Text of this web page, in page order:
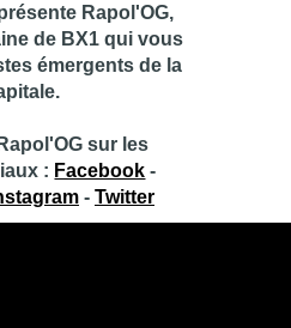
Rapol'OG,
de BX1 qui vous
émergents de la
sur les
: Facebook -
- Twitter